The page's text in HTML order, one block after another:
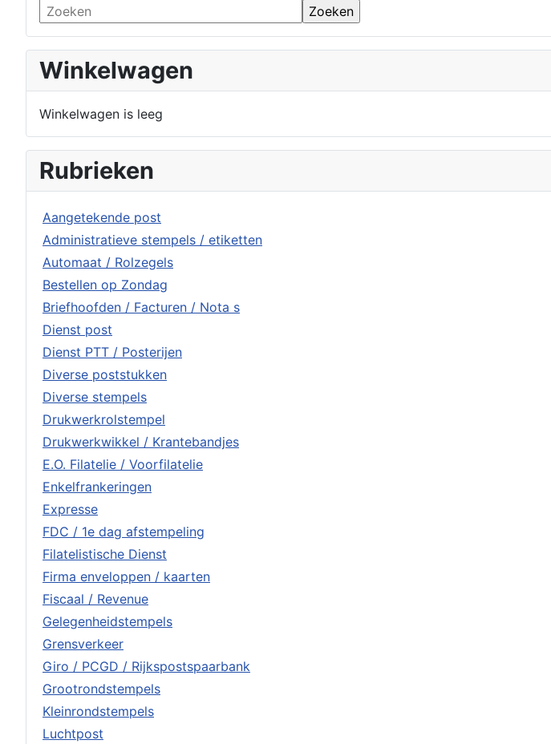
Winkelwagen
Winkelwagen is leeg
Rubrieken
Aangetekende post
Administratieve stempels / etiketten
Automaat / Rolzegels
Bestellen op Zondag
Briefhoofden / Facturen / Nota s
Dienst post
Dienst PTT / Posterijen
Diverse poststukken
Diverse stempels
Drukwerkrolstempel
Drukwerkwikkel / Krantebandjes
E.O. Filatelie / Voorfilatelie
Enkelfrankeringen
Expresse
FDC / 1e dag afstempeling
Filatelistische Dienst
Firma enveloppen / kaarten
Fiscaal / Revenue
Gelegenheidstempels
Grensverkeer
Giro / PCGD / Rijkspostspaarbank
Grootrondstempels
Kleinrondstempels
Luchtpost